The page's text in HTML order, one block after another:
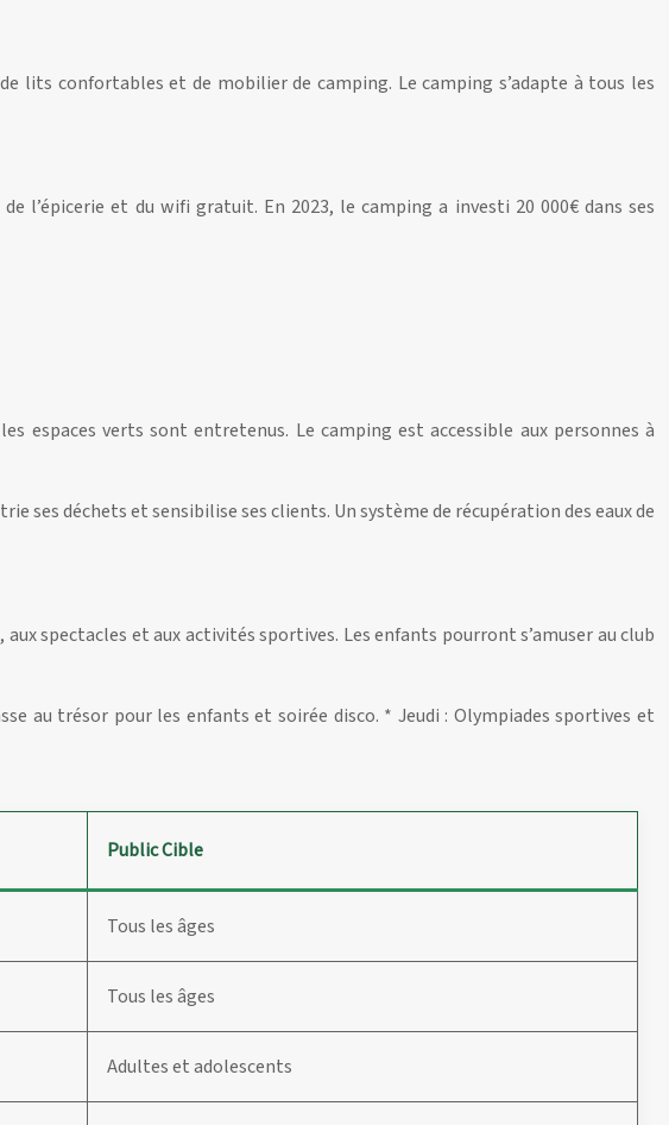
lits confortables et de mobilier de camping. Le camping s’adapte à tous les
l’épicerie et du wifi gratuit. En 2023, le camping a investi 20 000€ dans ses
verts sont entretenus. Le camping est accessible aux personnes à
ses déchets et sensibilise ses clients. Un système de récupération des eaux de
spectacles et aux activités sportives. Les enfants pourront s’amuser au club
au trésor pour les enfants et soirée disco. * Jeudi : Olympiades sportives et
Public Cible
Tous les âges
Tous les âges
Adultes et adolescents